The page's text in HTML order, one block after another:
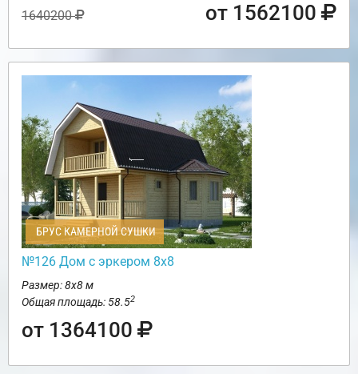
1640200 от 1562100
БРУС КАМЕРНОЙ СУШКИ
№126 Дом с эркером 8х8
Размер: 8х8 м
Общая площадь: 58.52
от 1364100